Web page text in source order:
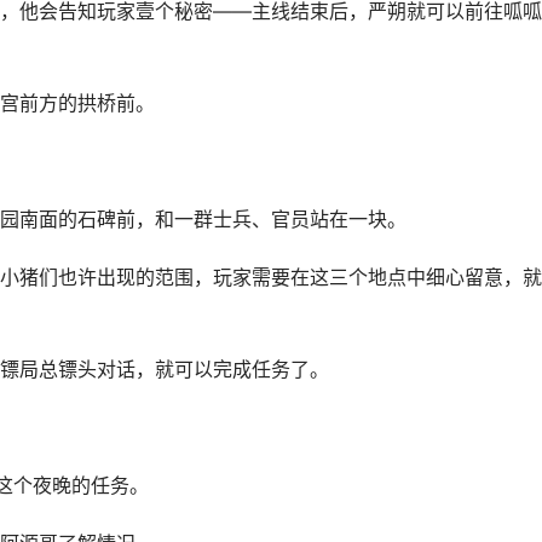
他会告知玩家壹个秘密——主线结束后，严朔就可以前往呱
前方的拱桥前。
南面的石碑前，和一群士兵、官员站在一块。
猪们也许出现的范围，玩家需要在这三个地点中细心留意，
局总镖头对话，就可以完成任务了。
夜晚的任务。